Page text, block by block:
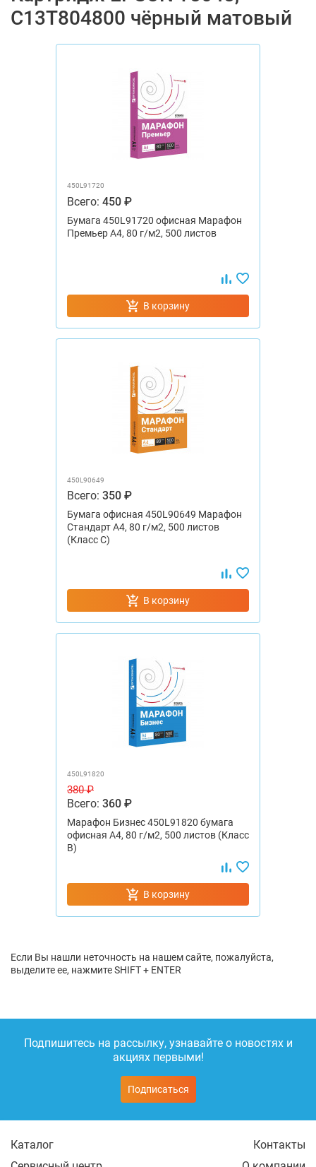
C13T804800 чёрный матовый
450L91720
Всего: 450 ₽
Бумага 450L91720 офисная Марафон
Премьер А4, 80 г/м2, 500 листов
В корзину
450L90649
Всего: 350 ₽
Бумага офисная 450L90649 Марафон
Стандарт А4, 80 г/м2, 500 листов
(Класс C)
В корзину
450L91820
380 ₽
Всего: 360 ₽
Марафон Бизнес 450L91820 бумага
офисная А4, 80 г/м2, 500 листов (Класс
B)
В корзину
Если Вы нашли неточность на нашем сайте, пожалуйста,
выделите ее, нажмите SHIFT + ENTER
Подпишитесь на рассылку, узнавайте о новостях и
акциях первыми!
Подписаться
Каталог
Контакты